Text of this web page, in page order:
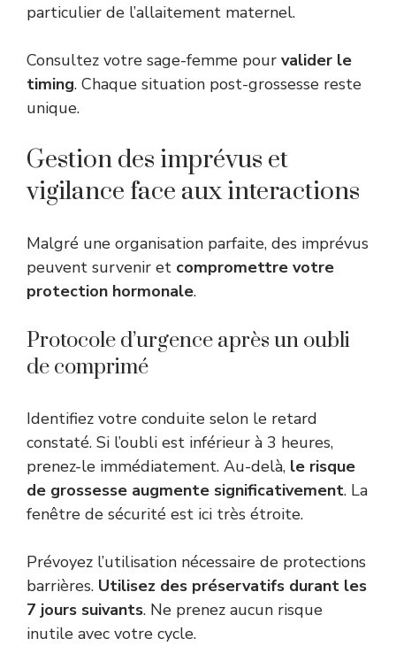
particulier de l’allaitement maternel.
Consultez votre sage-femme pour valider le
timing. Chaque situation post-grossesse reste
unique.
Gestion des imprévus et
vigilance face aux interactions
Malgré une organisation parfaite, des imprévus
peuvent survenir et compromettre votre
protection hormonale.
Protocole d’urgence après un oubli
de comprimé
Identifiez votre conduite selon le retard
constaté. Si l’oubli est inférieur à 3 heures,
prenez-le immédiatement. Au-delà, le risque
de grossesse augmente significativement. La
fenêtre de sécurité est ici très étroite.
Prévoyez l’utilisation nécessaire de protections
barrières. Utilisez des préservatifs durant les
7 jours suivants. Ne prenez aucun risque
inutile avec votre cycle.